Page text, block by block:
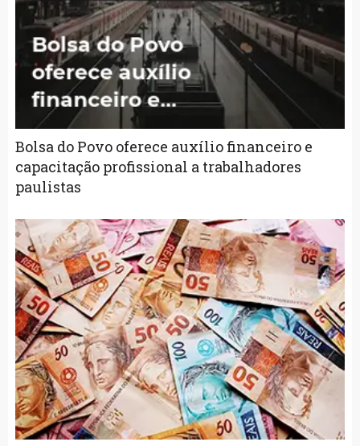
Bolsa do Povo oferece auxílio financeiro e
capacitação profissional a trabalhadores
paulistas